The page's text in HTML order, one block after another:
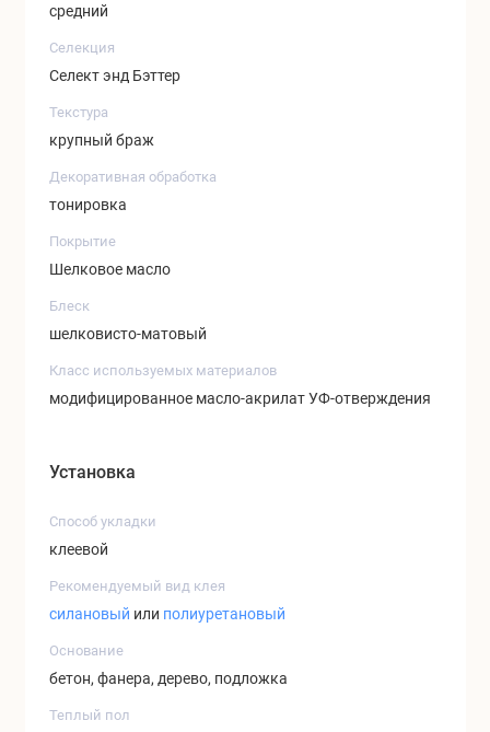
средний
Селекция
Селект энд Бэттер
Текстура
крупный браж
Декоративная обработка
тонировка
Покрытие
Шелковое масло
Блеск
шелковисто-матовый
Класс используемых материалов
модифицированное масло-акрилат УФ-отверждения
Установка
Способ укладки
клеевой
Рекомендуемый вид клея
силановый или полиуретановый
Основание
бетон, фанера, дерево, подложка
Теплый пол